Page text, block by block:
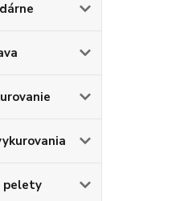
pelety